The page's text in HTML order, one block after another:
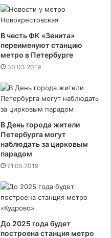
В честь ФК «Зенита»
переименуют станцию
метро в Петербурге
30.03.2019
В День города жители
Петербурга могут
наблюдать за цирковым
парадом
21.05.2019
До 2025 года будет
построена станция метро